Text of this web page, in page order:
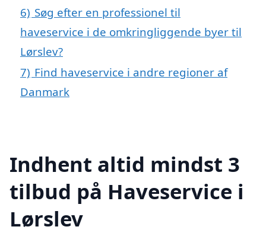
6) Søg efter en professionel til
haveservice i de omkringliggende byer til
Lørslev?
7) Find haveservice i andre regioner af
Danmark
Indhent altid mindst 3
tilbud på Haveservice i
Lørslev